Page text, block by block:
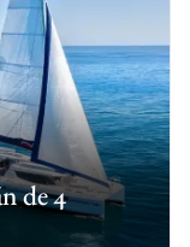
de 4